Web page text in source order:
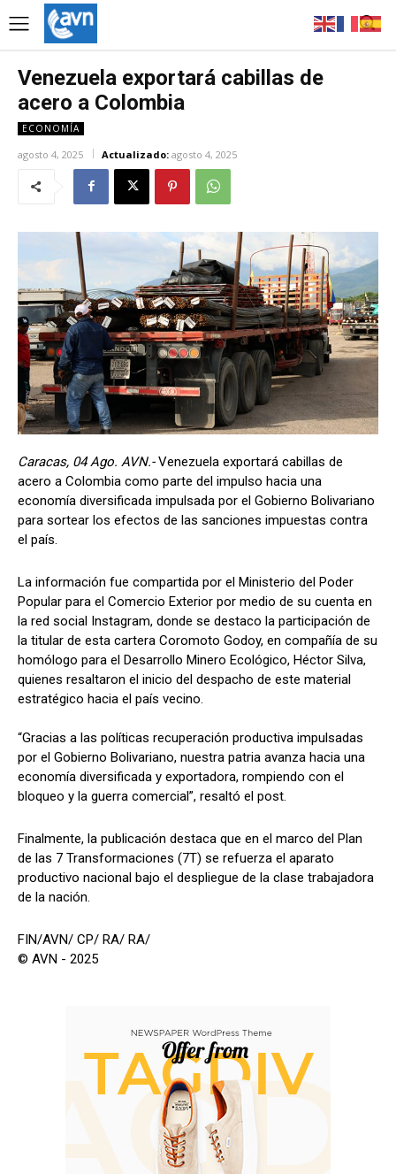
Venezuela exportará cabillas de
acero a Colombia
ECONOMÍA
agosto 4, 2025 Actualizado: agosto 4, 2025
Caracas, 04 Ago. AVN.-Venezuela exportará cabillas de
acero a Colombia como parte del impulso hacia una
economía diversificada impulsada por el Gobierno Bolivariano
para sortear los efectos de las sanciones impuestas contra
el país.
La información fue compartida por el Ministerio del Poder
Popular para el Comercio Exterior por medio de su cuenta en
la red social Instagram, donde se destaco la participación de
la titular de esta cartera Coromoto Godoy, en compañía de su
homólogo para el Desarrollo Minero Ecológico, Héctor Silva,
quienes resaltaron el inicio del despacho de este material
estratégico hacia el país vecino.
“Gracias a las políticas recuperación productiva impulsadas
por el Gobierno Bolivariano, nuestra patria avanza hacia una
economía diversificada y exportadora, rompiendo con el
bloqueo y la guerra comercial”, resaltó el post.
Finalmente, la publicación destaca que en el marco del Plan
de las 7 Transformaciones (7T) se refuerza el aparato
productivo nacional bajo el despliegue de la clase trabajadora
de la nación.
FIN/AVN/ CP/ RA/ RA/
© AVN - 2025